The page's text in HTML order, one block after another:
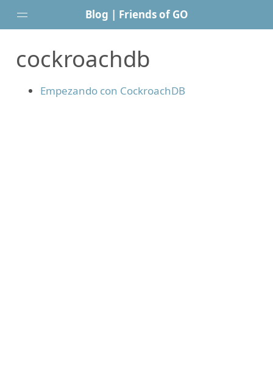
Blog | Friends of GO
Inicio
Posts
cockroachdb
Empezando con CockroachDB